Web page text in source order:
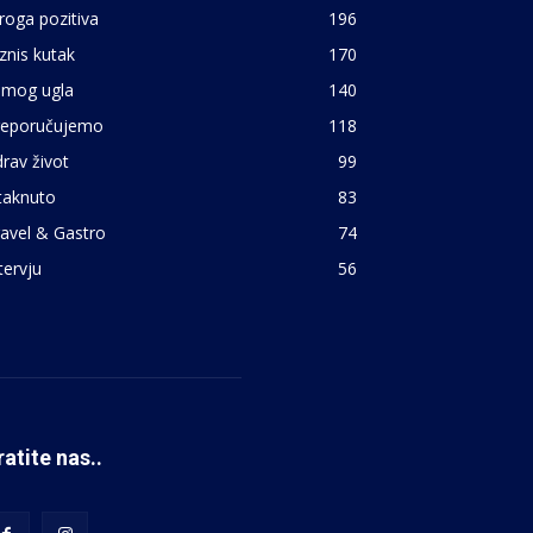
pozitiva
196
kutak
170
ugla
140
118
život
99
83
& Gastro
74
56
nas..